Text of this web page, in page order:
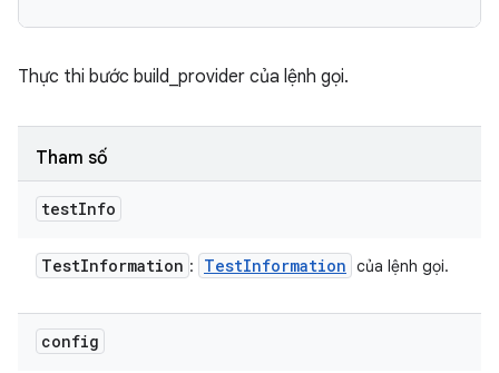
Thực thi bước build_provider của lệnh gọi.
Tham số
testInfo
TestInformation : TestInformation của lệnh gọi.
config